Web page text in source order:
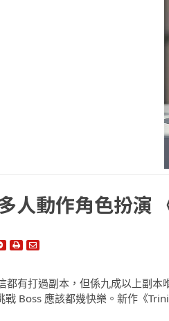
多人動作角色扮
都有打過副本，但係九成以上副
戰 Boss 應該都幾快樂。新作《